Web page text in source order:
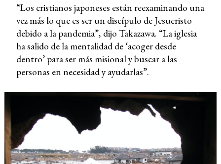
“Los cristianos japoneses están reexaminando una
vez más lo que es ser un discípulo de Jesucristo
debido a la pandemia”, dijo Takazawa. “La iglesia
ha salido de la mentalidad de ‘acoger desde
dentro’ para ser más misional y buscar a las
personas en necesidad y ayudarlas”.